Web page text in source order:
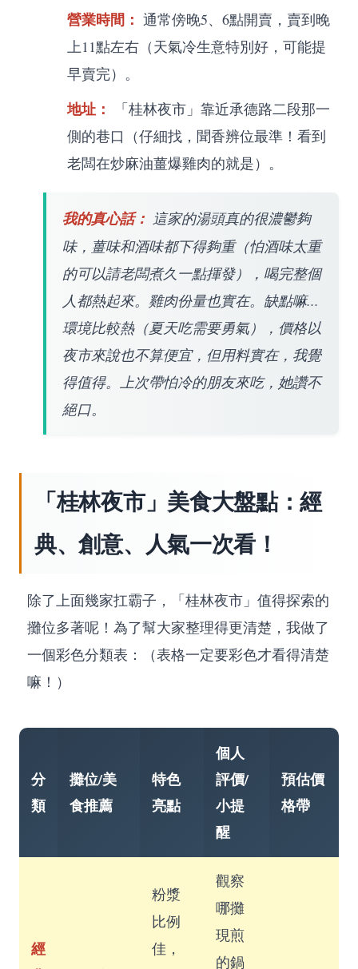
營業時間： 通常傍晚5、6點開賣，賣到晚
上11點左右（天氣冷生意特別好，可能提
早賣完）。
地址：
「桂林夜市」靠近承德路二段那一
側的巷口（仔細找，聞香辨位最準！看到
老闆在炒麻油薑爆雞肉的就是）。
我的真心話： 這家的湯頭真的很濃鬱夠
味，薑味和酒味都下得夠重（怕酒味太重
的可以請老闆煮久一點揮發），喝完整個
人都熱起來。雞肉份量也實在。缺點嘛...
環境比較熱（夏天吃需要勇氣），價格以
夜市來說也不算便宜，但用料實在，我覺
得值得。上次帶怕冷的朋友來吃，她讚不
絕口。
「桂林夜市」美食大盤點：經
典、創意、人氣一次看！
除了上面幾家扛霸子，「桂林夜市」值得探索的
攤位多著呢！為了幫大家整理得更清楚，我做了
一個彩色分類表：（表格一定要彩色才看得清楚
嘛！）
分
類
攤位/美
食推薦
特色
亮點
個人
評價/
小提
醒
預估價
格帶
經
粉漿
比例
佳，
觀察
哪攤
現煎
的鍋